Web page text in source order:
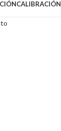
CALIBRACIÓN